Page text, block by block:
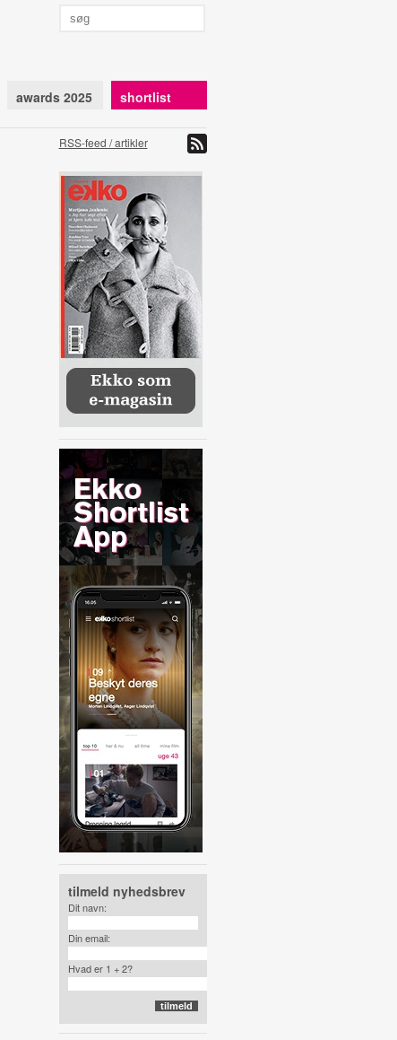
awards 2025 shortlist
RSS-feed / artikler
tilmeld nyhedsbrev
Dit navn:
Din email:
Hvad er 1 + 2?